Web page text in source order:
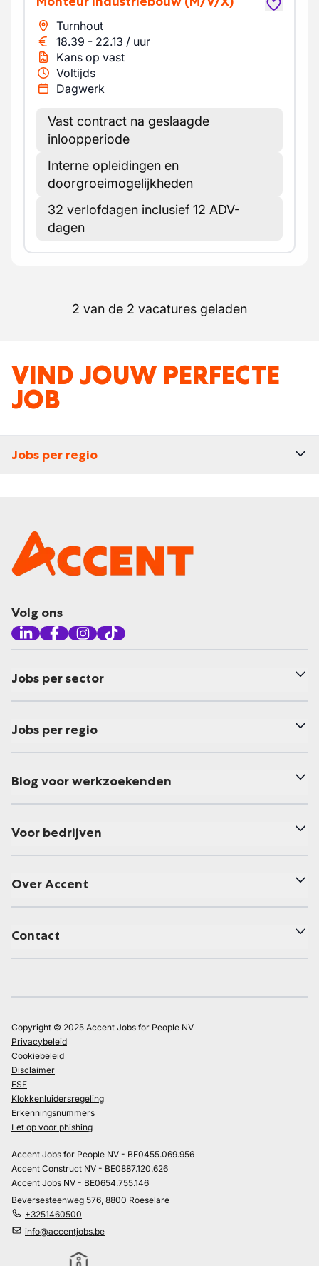
Turnhout
18.39 - 22.13 / uur
Kans op vast
Voltijds
Dagwerk
Vast contract na geslaagde
inloopperiode
Interne opleidingen en
doorgroeimogelijkheden
32 verlofdagen inclusief 12 ADV-
dagen
2 van de 2 vacatures geladen
VIND JOUW PERFECTE
JOB
Jobs per regio
Volg ons
Jobs per sector
Jobs per regio
Blog voor werkzoekenden
Voor bedrijven
Over Accent
Contact
Copyright © 2025 Accent Jobs for People NV
Privacybeleid
Cookiebeleid
Disclaimer
ESF
Klokkenluidersregeling
Erkenningsnummers
Let op voor phishing
Accent Jobs for People NV - BE0455.069.956
Accent Construct NV - BE0887.120.626
Accent Jobs NV - BE0654.755.146
Beversesteenweg 576, 8800 Roeselare
+3251460500
info@accentjobs.be